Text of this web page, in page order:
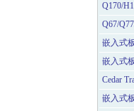
Q170/
Q67/
嵌入式
嵌入式
Cedar
嵌入式